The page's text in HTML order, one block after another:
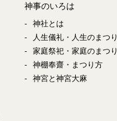
神事のいろは
神社とは
人生儀礼・人生のまつり
家庭祭祀・家庭のまつり
神棚奉齋・まつり方
神宮と神宮大麻